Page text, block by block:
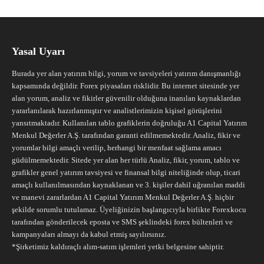
Yasal Uyarı
Burada yer alan yatırım bilgi, yorum ve tavsiyeleri yatırım danışmanlığı
kapsamında değildir. Forex piyasaları risklidir. Bu internet sitesinde yer
alan yorum, analiz ve fikirler güvenilir olduğuna inanılan kaynaklardan
yararlanılarak hazırlanmıştır ve analistlerimizin kişisel görüşlerini
yansıtmaktadır. Kullanılan tablo grafiklerin doğruluğu A1 Capital Yatırım
Menkul Değerler A.Ş. tarafından garanti edilmemektedir. Analiz, fikir ve
yorumlar bilgi amaçlı verilip, herhangi bir menfaat sağlama amacı
güdülmemektedir. Sitede yer alan her türlü Analiz, fikir, yorum, tablo ve
grafikler genel yatırım tavsiyesi ve finansal bilgi niteliğinde olup, ticari
amaçlı kullanılmasından kaynaklanan ve 3. kişiler dahil uğranılan maddi
ve manevi zararlardan A1 Capital Yatırım Menkul Değerler A.Ş. hiçbir
şekilde sorumlu tutulamaz. Üyeliğinizin başlangıcıyla birlikte Forexkocu
tarafından gönderilecek eposta ve SMS şeklindeki forex bültenleri ve
kampanyaları almayı da kabul etmiş sayılırsınız.
*Şirketimiz kaldıraçlı alım-satım işlemleri yetki belgesine sahiptir.